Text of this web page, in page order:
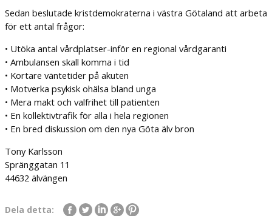
Sedan beslutade kristdemokraterna i västra Götaland att arbeta
för ett antal frågor:
• Utöka antal vårdplatser-inför en regional vårdgaranti
• Ambulansen skall komma i tid
• Kortare väntetider på akuten
• Motverka psykisk ohälsa bland unga
• Mera makt och valfrihet till patienten
• En kollektivtrafik för alla i hela regionen
• En bred diskussion om den nya Göta älv bron
Tony Karlsson
Spränggatan 11
44632 älvängen
Dela detta: